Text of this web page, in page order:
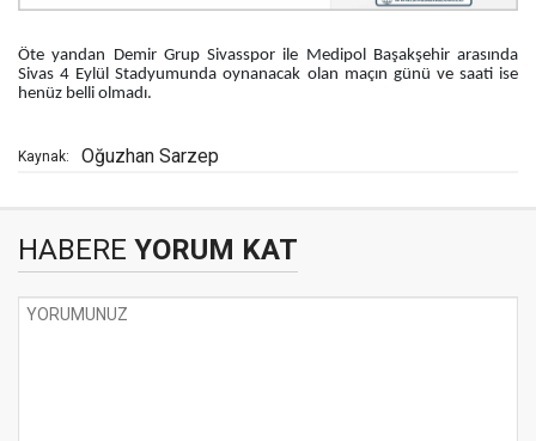
Öte yandan Demir Grup Sivasspor ile Medipol Başakşehir arasında
Sivas 4 Eylül Stadyumunda oynanacak olan maçın günü ve saati ise
henüz belli olmadı.
Kaynak: Oğuzhan Sarzep
HABERE YORUM KAT